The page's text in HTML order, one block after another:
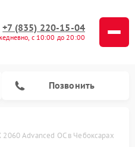
+7 (835) 220-15-04
с 10:00 до 20:00
Позвонить
Advanced OC в Чебоксарах